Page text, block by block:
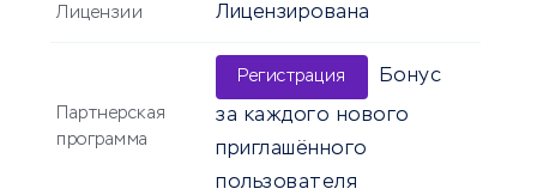
Лицензии Лицензирована
Партнерская
программа
Регистрация Бонус
за каждого нового
приглашённого
пользователя